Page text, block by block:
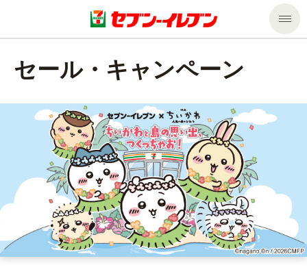
今週の新商品
来週の新商品
商品カテゴリ一覧
セブンプレミアム
サービス
サービストップ
nanacoトップ
マルチコピー機でできること
企業情報
企業情報トップ
ニュースリリース
私たちの取組み
サステナビリティ
セール・ キャンペーン